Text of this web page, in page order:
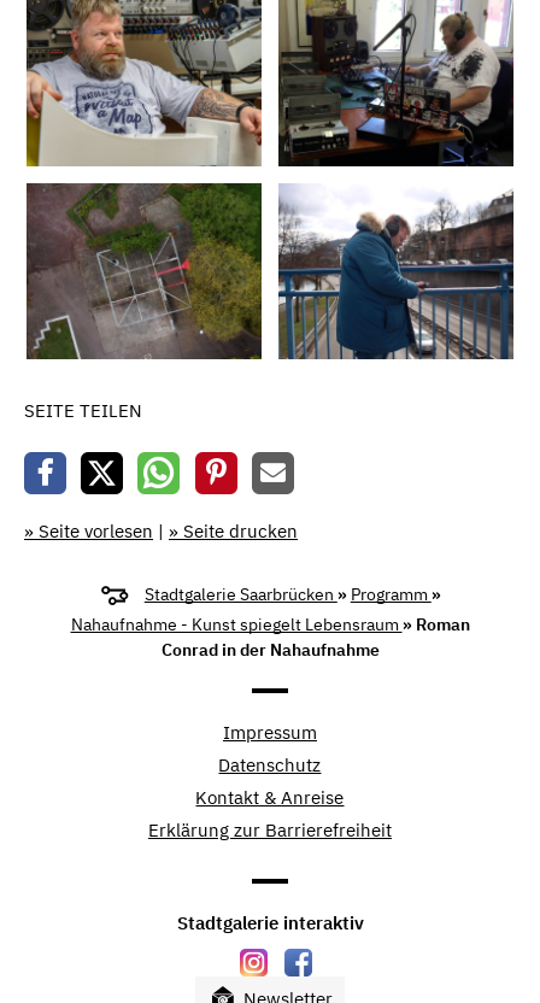
SEITE TEILEN
» Seite vorlesen | » Seite drucken
Stadtgalerie Saarbrücken » Programm »
Nahaufnahme - Kunst spiegelt Lebensraum » Roman
Conrad in der Nahaufnahme
Impressum
Datenschutz
Kontakt & Anreise
Erklärung zur Barrierefreiheit
Stadtgalerie interaktiv